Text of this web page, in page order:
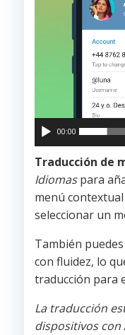
00:00
Traducción de
Idiomaspara
menú
seleccionar un
También puedes
con fluidez, lo
traducción para
La traducción
dispositivos